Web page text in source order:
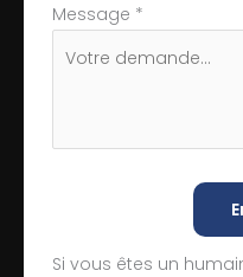
Message *
Si vous êtes un